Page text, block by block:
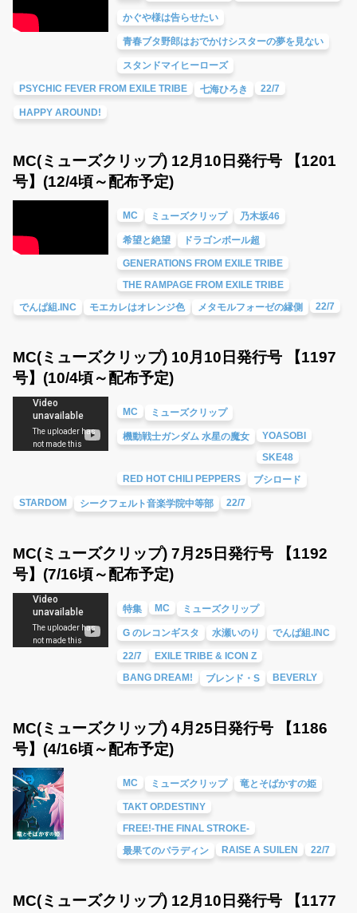
かぐや様は告らせたい
青春ブタ野郎はおでかけシスターの夢を見ない
スタンドマイヒーローズ
PSYCHIC FEVER FROM EXILE TRIBE 七海ひろき 22/7
HAPPY AROUND!
MC(ミューズクリップ) 12月10日発行号 【1201
号】(12/4頃～配布予定)
MC ミューズクリップ 乃木坂46
希望と絶望 ドラゴンボール超
GENERATIONS FROM EXILE TRIBE
THE RAMPAGE FROM EXILE TRIBE
でんぱ組.INC
モエカレはオレンジ色 メタモルフォーゼの縁側 22/7
MC(ミューズクリップ) 10月10日発行号 【1197
号】(10/4頃～配布予定)
MC ミューズクリップ
機動戦士ガンダム 水星の魔女
YOASOBI
SKE48
RED HOT CHILI PEPPERS
ブシロード
STARDOM シークフェルト音楽学院中等部 22/7
MC(ミューズクリップ) 7月25日発行号 【1192
号】(7/16頃～配布予定)
特集 MC ミューズクリップ
G のレコンギスタ 水瀬いのり でんぱ組.INC
22/7
EXILE TRIBE & ICON Z
BANG DREAM!
ブレンド・S BEVERLY
MC(ミューズクリップ) 4月25日発行号 【1186
号】(4/16頃～配布予定)
MC ミューズクリップ 竜とそばかすの姫
TAKT OP.DESTINY
FREE!-THE FINAL STROKE-
最果てのパラディン
RAISE A SUILEN 22/7
MC(ミューズクリップ) 12月10日発行号 【1177